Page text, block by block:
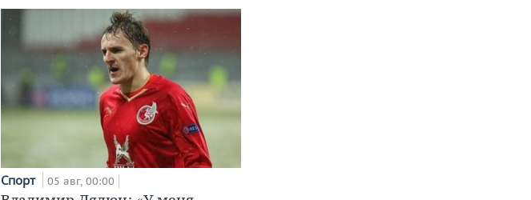
Спорт 05 авг, 00:00